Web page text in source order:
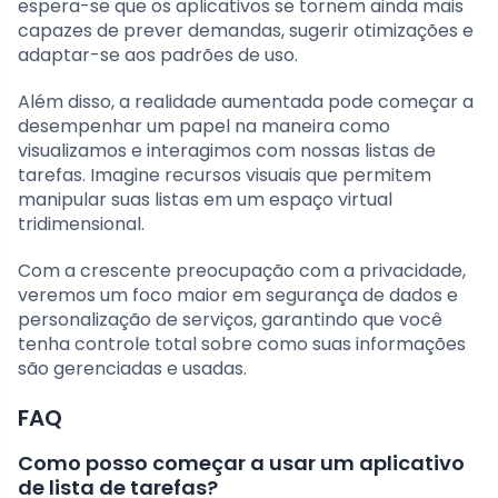
espera-se que os aplicativos se tornem ainda mais
capazes de prever demandas, sugerir otimizações e
adaptar-se aos padrões de uso.
Além disso, a realidade aumentada pode começar a
desempenhar um papel na maneira como
visualizamos e interagimos com nossas listas de
tarefas. Imagine recursos visuais que permitem
manipular suas listas em um espaço virtual
tridimensional.
Com a crescente preocupação com a privacidade,
veremos um foco maior em segurança de dados e
personalização de serviços, garantindo que você
tenha controle total sobre como suas informações
são gerenciadas e usadas.
FAQ
Como posso começar a usar um aplicativo
de lista de tarefas?